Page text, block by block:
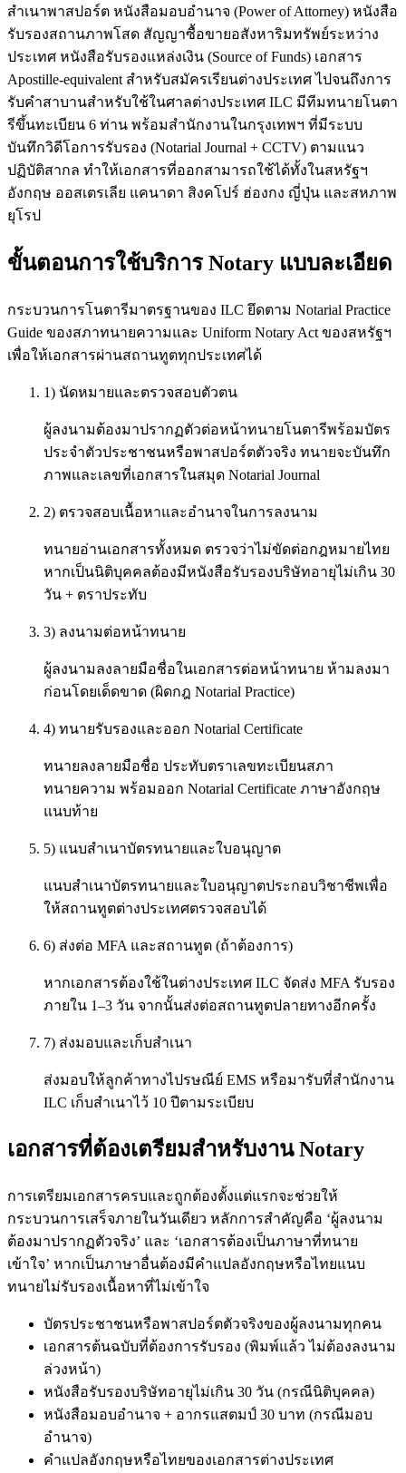
สำเนาพาสปอร์ต หนังสือมอบอำนาจ (Power of Attorney) หนังสือ
รับรองสถานภาพโสด สัญญาซื้อขายอสังหาริมทรัพย์ระหว่าง
ประเทศ หนังสือรับรองแหล่งเงิน (Source of Funds) เอกสาร
Apostille-equivalent สำหรับสมัครเรียนต่างประเทศ ไปจนถึงการ
รับคำสาบานสำหรับใช้ในศาลต่างประเทศ ILC มีทีมทนายโนตา
รีขึ้นทะเบียน 6 ท่าน พร้อมสำนักงานในกรุงเทพฯ ที่มีระบบ
บันทึกวิดีโอการรับรอง (Notarial Journal + CCTV) ตามแนว
ปฏิบัติสากล ทำให้เอกสารที่ออกสามารถใช้ได้ทั้งในสหรัฐฯ
อังกฤษ ออสเตรเลีย แคนาดา สิงคโปร์ ฮ่องกง ญี่ปุ่น และสหภาพ
ยุโรป
ขั้นตอนการใช้บริการ Notary แบบละเอียด
กระบวนการโนตารีมาตรฐานของ ILC ยึดตาม Notarial Practice
Guide ของสภาทนายความและ Uniform Notary Act ของสหรัฐฯ
เพื่อให้เอกสารผ่านสถานทูตทุกประเทศได้
1) นัดหมายและตรวจสอบตัวตน
ผู้ลงนามต้องมาปรากฏตัวต่อหน้าทนายโนตารีพร้อมบัตร
ประจำตัวประชาชนหรือพาสปอร์ตตัวจริง ทนายจะบันทึก
ภาพและเลขที่เอกสารในสมุด Notarial Journal
2) ตรวจสอบเนื้อหาและอำนาจในการลงนาม
ทนายอ่านเอกสารทั้งหมด ตรวจว่าไม่ขัดต่อกฎหมายไทย
หากเป็นนิติบุคคลต้องมีหนังสือรับรองบริษัทอายุไม่เกิน 30
วัน + ตราประทับ
3) ลงนามต่อหน้าทนาย
ผู้ลงนามลงลายมือชื่อในเอกสารต่อหน้าทนาย ห้ามลงมา
ก่อนโดยเด็ดขาด (ผิดกฎ Notarial Practice)
4) ทนายรับรองและออก Notarial Certificate
ทนายลงลายมือชื่อ ประทับตราเลขทะเบียนสภา
ทนายความ พร้อมออก Notarial Certificate ภาษาอังกฤษ
แนบท้าย
5) แนบสำเนาบัตรทนายและใบอนุญาต
แนบสำเนาบัตรทนายและใบอนุญาตประกอบวิชาชีพเพื่อ
ให้สถานทูตต่างประเทศตรวจสอบได้
6) ส่งต่อ MFA และสถานทูต (ถ้าต้องการ)
หากเอกสารต้องใช้ในต่างประเทศ ILC จัดส่ง MFA รับรอง
ภายใน 1–3 วัน จากนั้นส่งต่อสถานทูตปลายทางอีกครั้ง
7) ส่งมอบและเก็บสำเนา
ส่งมอบให้ลูกค้าทางไปรษณีย์ EMS หรือมารับที่สำนักงาน
ILC เก็บสำเนาไว้ 10 ปีตามระเบียบ
เอกสารที่ต้องเตรียมสำหรับงาน Notary
การเตรียมเอกสารครบและถูกต้องตั้งแต่แรกจะช่วยให้
กระบวนการเสร็จภายในวันเดียว หลักการสำคัญคือ ‘ผู้ลงนาม
ต้องมาปรากฏตัวจริง’ และ ‘เอกสารต้องเป็นภาษาที่ทนาย
เข้าใจ’ หากเป็นภาษาอื่นต้องมีคำแปลอังกฤษหรือไทยแนบ
ทนายไม่รับรองเนื้อหาที่ไม่เข้าใจ
บัตรประชาชนหรือพาสปอร์ตตัวจริงของผู้ลงนามทุกคน
เอกสารต้นฉบับที่ต้องการรับรอง (พิมพ์แล้ว ไม่ต้องลงนาม
ล่วงหน้า)
หนังสือรับรองบริษัทอายุไม่เกิน 30 วัน (กรณีนิติบุคคล)
หนังสือมอบอำนาจ + อากรแสตมป์ 30 บาท (กรณีมอบ
อำนาจ)
คำแปลอังกฤษหรือไทยของเอกสารต่างประเทศ